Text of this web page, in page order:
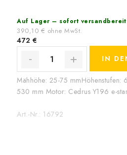
Auf Lager – sofort versandbereit
390,10 € ohne MwSt.
472 €
IN
Mähhöhe: 25-75 mmHöhenstufen:
530 mm Motor: Cedrus Y196 e-
Art.-Nr.: 16792